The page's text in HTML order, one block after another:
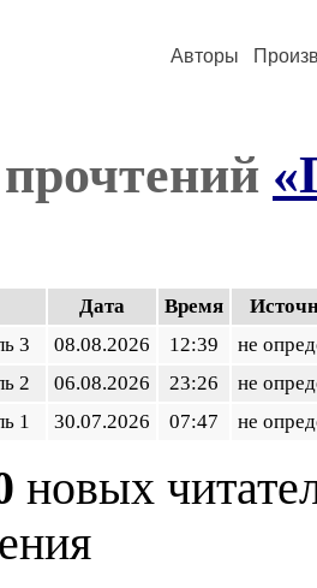
Авторы
Дата Время
3
08.08.2026 12:39
не
2
06.08.2026 23:26
не
1
30.07.2026 07:47 не
новых